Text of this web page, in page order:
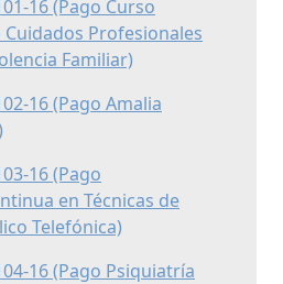
16 (Pago Curso
Profesionales
Familiar)
16 (Pago Amalia
16 (Pago
en Técnicas de
Telefónica)
16 (Pago Psiquiatría